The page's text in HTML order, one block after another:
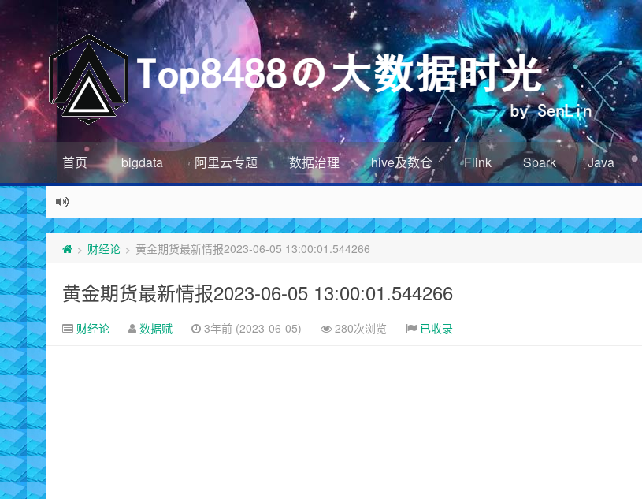
首页 bigdata 阿里云专题 数据治理 hive及数仓 Flink Spark Java
> 财经论 > 黄金期货最新情报2023-06-05 13:00:01.544266
黄金期货最新情报2023-06-05 13:00:01.544266
财经论 数据赋 3年前 (2023-06-05) 280次浏览 已收录